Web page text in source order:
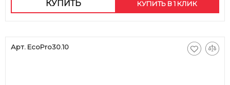
КУПИТЬ КУПИТЬ В 1 КЛИК
Арт. EcoPro30.10